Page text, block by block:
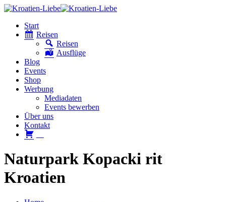
Start
Reisen
Reisen
Ausflüge
Blog
Events
Shop
Werbung
Mediadaten
Events bewerben
Über uns
Kontakt
Naturpark Kopacki rit
Kroatien